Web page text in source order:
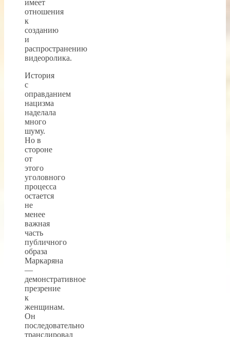
имеет
отношения
к
созданию
и
распространению
видеоролика.
История
с
оправданием
нацизма
наделала
много
шуму.
Но в
стороне
от
этого
уголовного
процесса
остается
не
менее
важная
часть
публичного
образа
Маркаряна
—
демонстративное
презрение
к
женщинам.
Он
последовательно
транслировал